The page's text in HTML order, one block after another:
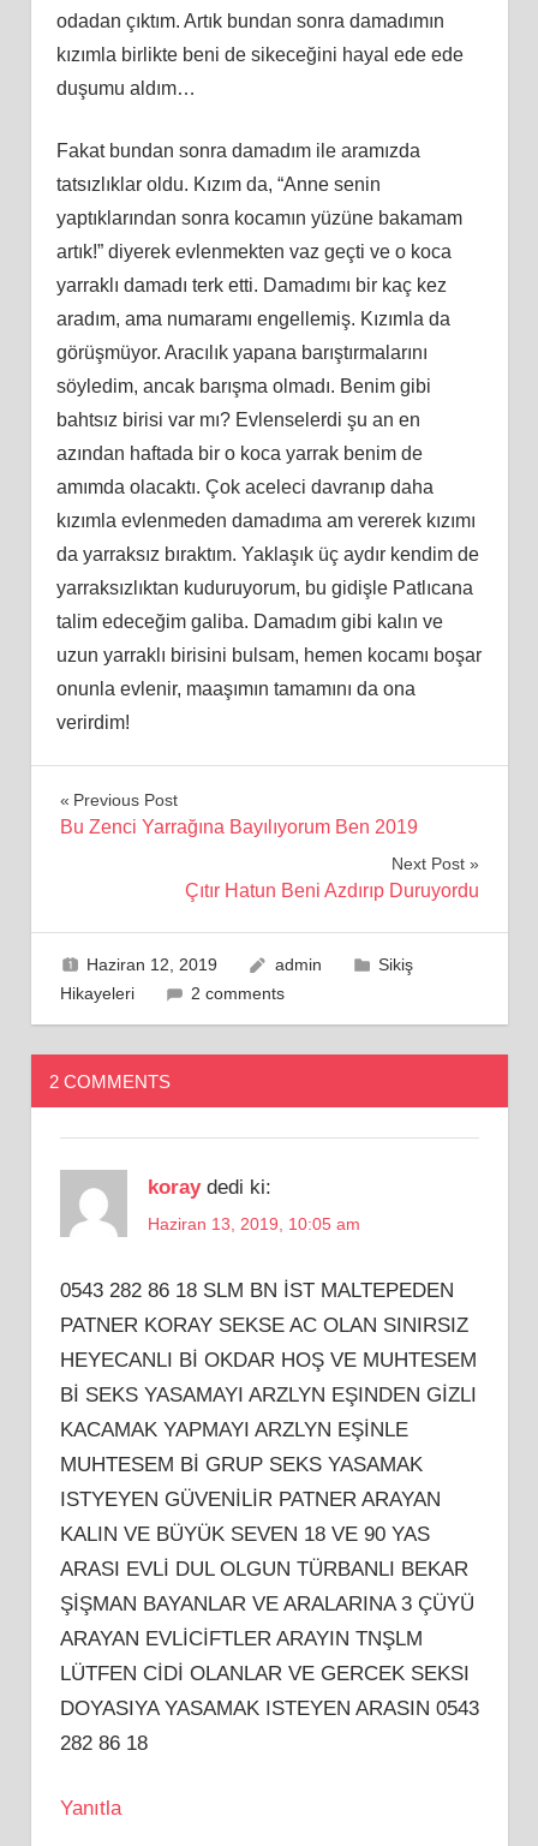
odadan çıktım. Artık bundan sonra damadımın
kızımla birlikte beni de sikeceğini hayal ede ede
duşumu aldım…
Fakat bundan sonra damadım ile aramızda
tatsızlıklar oldu. Kızım da, “Anne senin
yaptıklarından sonra kocamın yüzüne bakamam
artık!” diyerek evlenmekten vaz geçti ve o koca
yarraklı damadı terk etti. Damadımı bir kaç kez
aradım, ama numaramı engellemiş. Kızımla da
görüşmüyor. Aracılık yapana barıştırmalarını
söyledim, ancak barışma olmadı. Benim gibi
bahtsız birisi var mı? Evlenselerdi şu an en
azından haftada bir o koca yarrak benim de
amımda olacaktı. Çok aceleci davranıp daha
kızımla evlenmeden damadıma am vererek kızımı
da yarraksız bıraktım. Yaklaşık üç aydır kendim de
yarraksızlıktan kuduruyorum, bu gidişle Patlıcana
talim edeceğim galiba. Damadım gibi kalın ve
uzun yarraklı birisini bulsam, hemen kocamı boşar
onunla evlenir, maaşımın tamamını da ona
verirdim!
Yazı
Previous Post
Bu Zenci Yarrağına Bayılıyorum Ben 2019
Next Post
Çıtır Hatun Beni Azdırıp Duruyordu
Haziran 12, 2019 admin
Sikiş
Hikayeleri
2 comments
2 COMMENTS
koray dedi ki:
Haziran 13, 2019, 10:05 am
0543 282 86 18 SLM BN İST MALTEPEDEN
PATNER KORAY SEKSE AC OLAN SINIRSIZ
HEYECANLI Bİ OKDAR HOŞ VE MUHTESEM
Bİ SEKS YASAMAYI ARZLYN EŞINDEN GİZLI
KACAMAK YAPMAYI ARZLYN EŞİNLE
MUHTESEM Bİ GRUP SEKS YASAMAK
ISTYEYEN GÜVENİLİR PATNER ARAYAN
KALIN VE BÜYÜK SEVEN 18 VE 90 YAS
ARASI EVLİ DUL OLGUN TÜRBANLI BEKAR
ŞİŞMAN BAYANLAR VE ARALARINA 3 ÇÜYÜ
ARAYAN EVLİCİFTLER ARAYIN TNŞLM
LÜTFEN CİDİ OLANLAR VE GERCEK SEKSI
DOYASIYA YASAMAK ISTEYEN ARASIN 0543
282 86 18
Yanıtla